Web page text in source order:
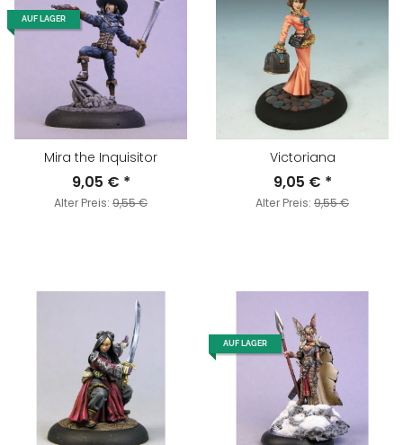
AUF LAGER
Mira the Inquisitor
9,05 € *
Alter Preis: 9,55 €
Victoriana
9,05 € *
Alter Preis: 9,55 €
AUF LAGER